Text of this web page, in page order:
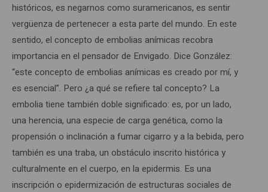
históricos, es negarnos como suramericanos, es sentir
vergüenza de pertenecer a esta parte del mundo. En este
sentido, el concepto de embolias anímicas recobra
importancia en el pensador de Envigado. Dice González:
“este concepto de embolias anímicas es creado por mí, y
es esencial”. Pero ¿a qué se refiere tal concepto? La
embolia tiene también doble significado: es, por un lado,
una herencia, una especie de carga genética, como la
propensión o inclinación a fumar cigarro y a la bebida, pero
también es una traba, un obstáculo inscrito histórica y
culturalmente en el cuerpo, en la epidermis. Es una
inscripción o epidermización de estructuras sociales de